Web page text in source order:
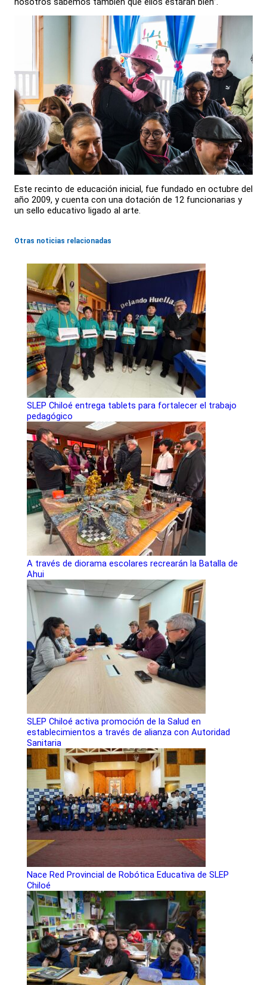
Este recinto de educación inicial, fue fundado en octubre del
año 2009, y cuenta con una dotación de 12 funcionarias y
un sello educativo ligado al arte.
Otras noticias relacionadas
SLEP Chiloé entrega tablets para fortalecer el trabajo
pedagógico
A través de diorama escolares recrearán la Batalla de
Ahui
SLEP Chiloé activa promoción de la Salud en
establecimientos a través de alianza con Autoridad
Sanitaria
Nace Red Provincial de Robótica Educativa de SLEP
Chiloé